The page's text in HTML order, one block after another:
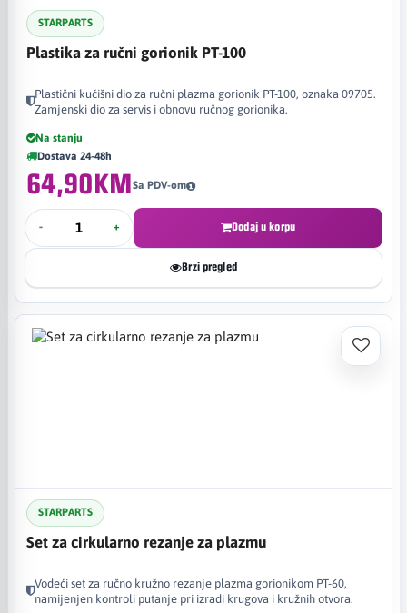
STARPARTS
Plastika za ručni gorionik PT-100
Plastični kućišni dio za ručni plazma gorionik PT-100, oznaka 09705.
Zamjenski dio za servis i obnovu ručnog gorionika.
Na stanju
Dostava 24-48h
64,90KMSa PDV-om
- + Dodaj u korpu
Brzi pregled
STARPARTS
Set za cirkularno rezanje za plazmu
Vodeći set za ručno kružno rezanje plazma gorionikom PT-60,
namijenjen kontroli putanje pri izradi krugova i kružnih otvora.